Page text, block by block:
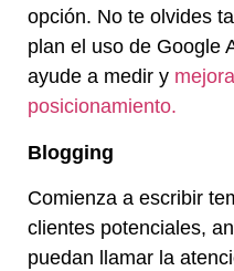
opción. No te olvides
plan el uso de Google
ayude a medir y
posicionamiento.
Blogging
Comienza a escribir
clientes potenciales,
puedan llamar la